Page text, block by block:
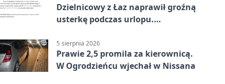
Dzielnicowy z Łaz naprawił groźną
usterkę podczas urlopu.
5 sierpnia 2026
Prawie 2,5 promila za kierownicą.
W Ogrodzieńcu wjechał w Nissana